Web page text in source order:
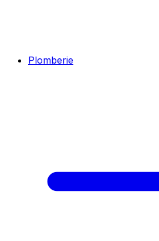
Plomberie